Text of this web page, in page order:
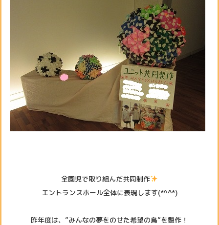
全園児で取り組んだ共同制作
エントランスホール全体に表現します(*^^*)
昨年度は、”みんなの夢をのせた希望の鳥”を製作！